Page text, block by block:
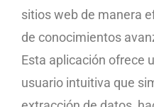
sitios web de manera
de conocimientos
Esta aplicación ofrece
usuario intuitiva que